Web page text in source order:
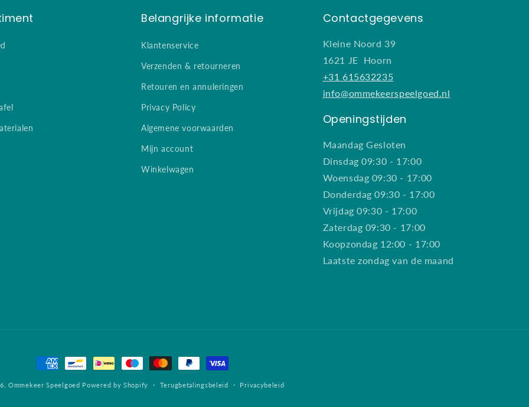
Belangrijke informatie
Klantenservice
Verzenden & retourneren
Retouren en annuleringen
Privacy Policy
Algemene voorwaarden
Mijn account
Winkelwagen
Contactgegevens
Kleine Noord 39
1621 JE Hoorn
+31 615632235
info@ommekeerspeelgoed.nl
Openingstijden
Maandag Gesloten
Dinsdag 09:30 - 17:00
Woensdag 09:30 - 17:00
Donderdag 09:30 - 17:00
Vrijdag 09:30 - 17:00
Zaterdag 09:30 - 17:00
Koopzondag 12:00 - 17:00
Laatste zondag van de maand
Betaalmethoden
Ommekeer Speelgoed Powered by Shopify Terugbetalingsbeleid Privacybeleid